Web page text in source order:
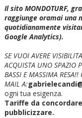
Il sito MONDOTURF,
raggiunge oramai una
quotidianamente
Google Analytics).
SE VUOI AVERE
ACQUISTA UNO SPAZIO
BASSI E MASSIMA RESA!!
MAIL A:
ogni tua esigenza.
Tariffe da
pubblicizzare.